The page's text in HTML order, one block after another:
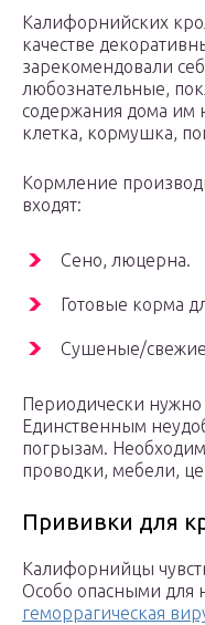
Калифорнийских
качестве
зарекомендовали
любознательные,
содержания дома им
клетка, кормушка,
Кормление
входят:
Сено, люцерна.
Готовые корма
Сушеные/
Периодически нужно
Единственным
погрызам.
проводки, мебели,
Прививки для
Калифорнийцы
Особо опасными для
геморрагическая